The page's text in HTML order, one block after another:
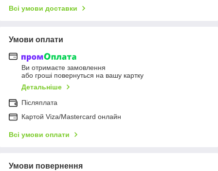
Всі умови доставки
Умови оплати
Ви отримаєте замовлення
або гроші повернуться на вашу картку
Детальніше
Післяплата
Картой Viza/Mastercard онлайн
Всі умови оплати
Умови повернення